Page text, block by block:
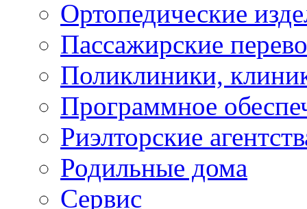
Ортопедические
Пассажирские
Поликлиники,
Программное
Риэлторские
Родильные дома
Сервис